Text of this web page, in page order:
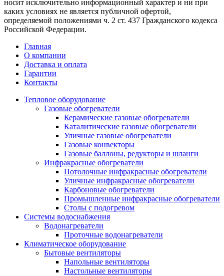
носит исключительно информационный характер и ни при
каких условиях не является публичной офертой,
определяемой положениями ч. 2 ст. 437 Гражданского кодекса
Российской Федерации.
Главная
О компании
Доставка и оплата
Гарантии
Контакты
Тепловое оборудование
Газовые обогреватели
Керамические газовые обогреватели
Каталитические газовые обогреватели
Уличные газовые обогреватели
Газовые конвекторы
Газовые баллоны, редукторы и шланги
Инфракрасные обогреватели
Потолочные инфракрасные обогреватели
Уличные инфракрасные обогреватели
Карбоновые обогреватели
Промышленные инфракрасные обогреватели
Столы с подогревом
Системы водоснабжения
Водонагреватели
Проточные водонагреватели
Климатическое оборудование
Бытовые вентиляторы
Напольные вентиляторы
Настольные вентиляторы